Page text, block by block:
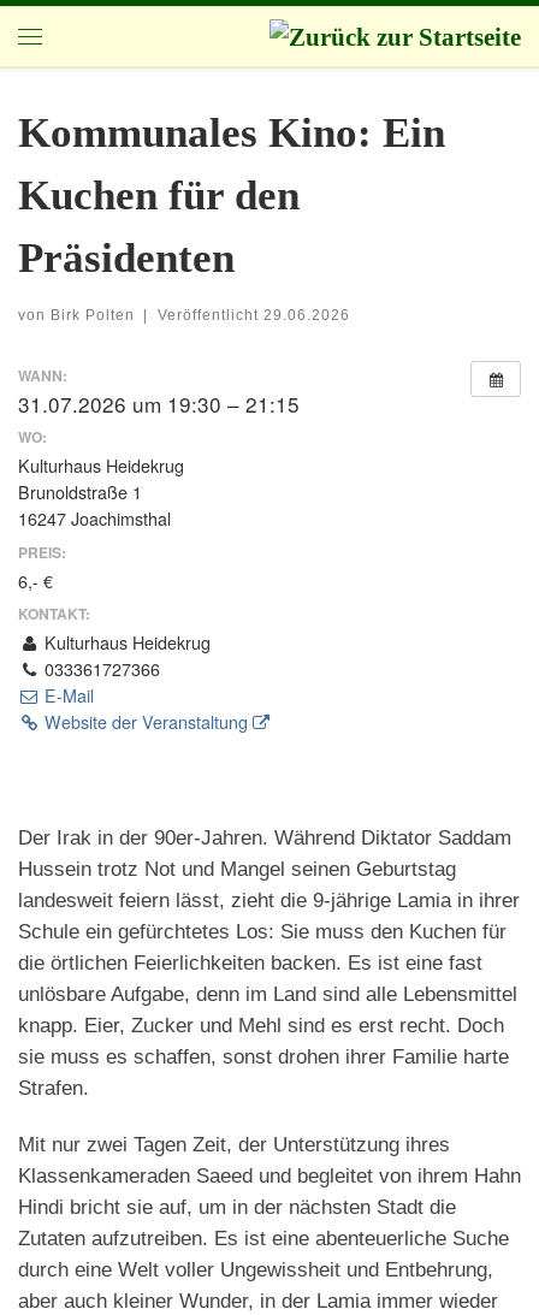
Zum Inhalt springen
Kommunales Kino: Ein
Kuchen für den
Präsidenten
von Birk Polten | Veröffentlicht 29.06.2026
WANN:
31.07.2026 um 19:30 – 21:15
WO:
Kulturhaus Heidekrug
Brunoldstraße 1
16247 Joachimsthal
PREIS:
6,- €
KONTAKT:
Kulturhaus Heidekrug
033361727366
E-Mail
Website der Veranstaltung
Der Irak in der 90er-Jahren. Während Diktator Saddam
Hussein trotz Not und Mangel seinen Geburtstag
landesweit feiern lässt, zieht die 9-jährige Lamia in ihrer
Schule ein gefürchtetes Los: Sie muss den Kuchen für
die örtlichen Feierlichkeiten backen. Es ist eine fast
unlösbare Aufgabe, denn im Land sind alle Lebensmittel
knapp. Eier, Zucker und Mehl sind es erst recht. Doch
sie muss es schaffen, sonst drohen ihrer Familie harte
Strafen.
Mit nur zwei Tagen Zeit, der Unterstützung ihres
Klassenkameraden Saeed und begleitet von ihrem Hahn
Hindi bricht sie auf, um in der nächsten Stadt die
Zutaten aufzutreiben. Es ist eine abenteuerliche Suche
durch eine Welt voller Ungewissheit und Entbehrung,
aber auch kleiner Wunder, in der Lamia immer wieder